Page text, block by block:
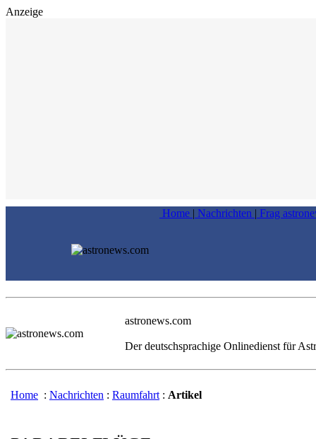
Anzeige
Home | Nachrichten | Frag
astronews.com
Der deutschsprachige Onlinedienst für
Home : Nachrichten : Raumfahrt : Artikel